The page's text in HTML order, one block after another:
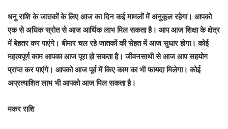
धनु राशि के जातकों के लिए आज का दिन कई मामलों में अनुकूल रहेगा। आपको
एक से अधिक स्रोत से आज आर्थिक लाभ मिल सकता है। आप आज शिक्षा के क्षेत्र
में बेहतर कर पाएंगे। बीमार चल रहे जातकों की सेहत में आज सुधार होगा। कोई
महत्वपूर्ण काम आपका आज पूरा हो सकता है। जीवनसाथी से आज आप सहयोग
प्राप्त कर पाएंगे। आपको आज पूर्व में किए काम का भी फायदा मिलेगा। कोई
अप्रत्याशित लाभ भी आपको आज मिल सकता है।
मकर राशि